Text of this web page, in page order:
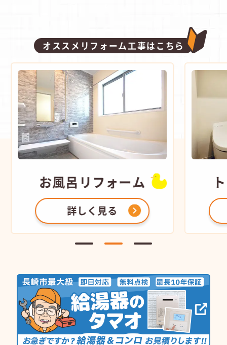
オススメリフォーム工事はこちら
お風呂リフォーム
詳しく見る
トイレ
詳